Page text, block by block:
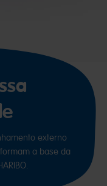
externo
a base da